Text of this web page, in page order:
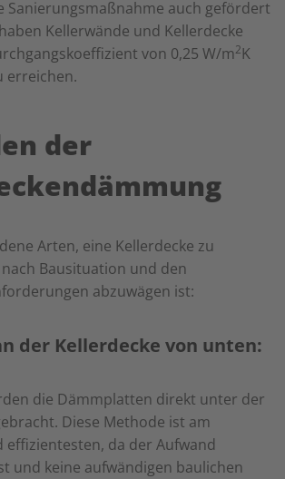
Sanierungsmaßnahme auch gefördert
Kellerwände und Kellerdecke
von 0,25 W/m2K
erreichen.
der
Arten, eine Kellerdecke zu
Bausituation und den
abzuwägen ist:
der Kellerdecke von unten:
die Dämmplatten direkt unter der
Diese Methode ist am
effizientesten, da der Aufwand
und keine aufwändigen baulichen